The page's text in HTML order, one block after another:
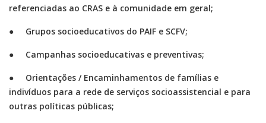
referenciadas ao CRAS e à comunidade em geral;
● Grupos socioeducativos do PAIF e SCFV;
● Campanhas socioeducativas e preventivas;
● Orientações / Encaminhamentos de famílias e
indivíduos para a rede de serviços socioassistencial e para
outras políticas públicas;